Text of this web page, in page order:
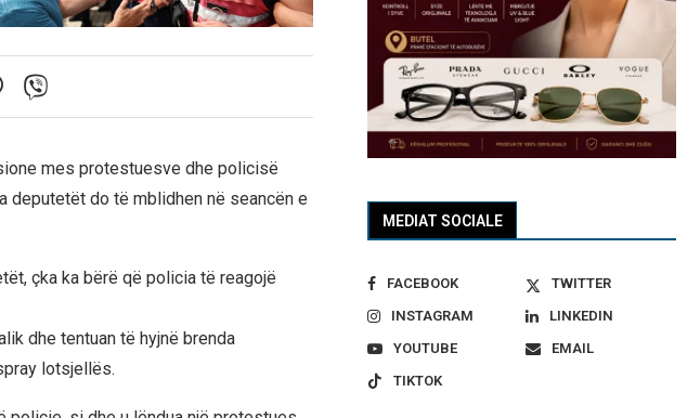
mes protestuesve dhe policisë
deputetët do të mblidhen në seancën e
çka ka bërë që policia të reagojë
dhe tentuan të hyjnë brenda
lotsjellës.
MEDIAT SOCIALE
FACEBOOK
TWITTER
INSTAGRAM
LINKEDIN
YOUTUBE
EMAIL
TIKTOK